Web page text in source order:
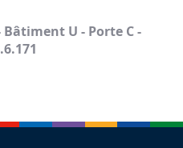
U - Porte C -